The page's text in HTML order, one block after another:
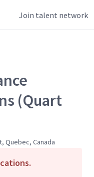
Join talent network
(Quart
Quebec, Canada